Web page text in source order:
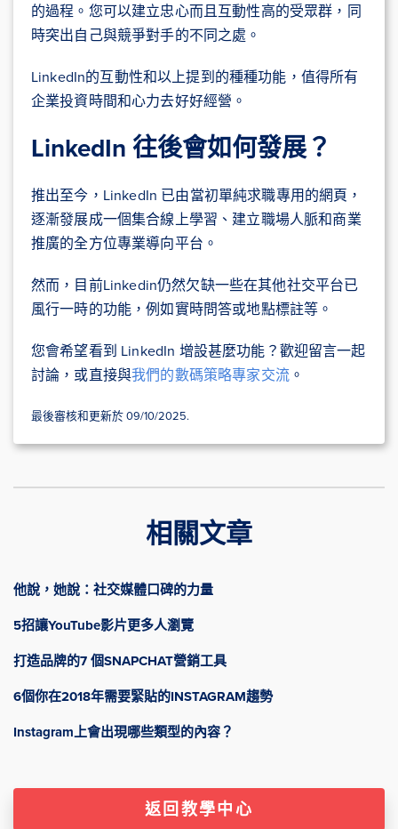
的過程。您可以建立忠心而且互動性高的受眾群，同
時突出自己與競爭對手的不同之處。
LinkedIn的互動性和以上提到的種種功能，值得所有
企業投資時間和心力去好好經營。
LinkedIn 往後會如何發展？
推出至今，LinkedIn 已由當初單純求職專用的網頁，
逐漸發展成一個集合線上學習、建立職場人脈和商業
推廣的全方位專業導向平台。
然而，目前Linkedin仍然欠缺一些在其他社交平台已
風行一時的功能，例如實時問答或地點標註等。
您會希望看到 LinkedIn 增設甚麼功能？歡迎留言一起
討論，或直接與我們的數碼策略專家交流。
最後審核和更新於 09/10/2025.
相關文章
他說，她說：社交媒體口碑的力量
5招讓YouTube影片更多人瀏覽
打造品牌的7 個SNAPCHAT營銷工具
6個你在2018年需要緊貼的INSTAGRAM趨勢
Instagram上會出現哪些類型的內容？
返回教學中心